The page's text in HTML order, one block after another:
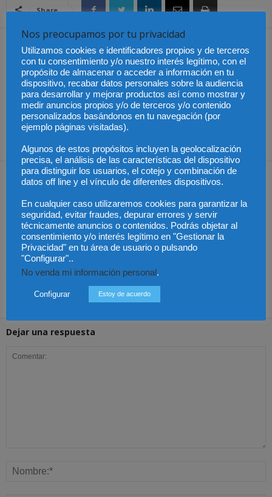
Share
Artículo anterior
México – Urge nueva
legislación en materia
laboral
Artículo siguiente
Empresas familiares de
Madrid, Castilla y León y
Castilla-La Mancha
examinan con el IESE las
claves de gobernanza de
Artículos relacionados Más del autor
Colombia – Proteger la
vida desde la
la Espirella asumirá en
un acto en Cali
Dejar una respuesta
Nos preocupamos por tu privacidad
Utilizamos cookies e identificadores propios y de terceros
con tu consentimiento y/o nuestro interés legítimo, con el
propósito de almacenar o acceder a información en tu
dispositivo, recabar datos personales sobre la audiencia
para desarrollar y mejorar productos así como mostrar y
medir anuncios propios y/o de terceros y/o contenido
personalizados basándonos en tu navegación (por
ejemplo páginas visitadas).
Algunos de estos propósitos incluyen la geolocalización
precisa, el análisis de las características del dispositivo
para distinguir los usuarios, el cotejo y combinación de
datos off line y el vínculo de diferentes dispositivos.
En cualquier caso utilizaremos cookies para garantizar la
seguridad, evitar fraudes, depurar errores y servir
técnicamente anuncios o contenidos. Podrás objetar al
consentimiento y/o interés legítimo en "Gestionar la
Privacidad" en tu área de usuario o pulsando
"Configurar"..
No venda mi información personal .
Configurar Estoy de acuerdo